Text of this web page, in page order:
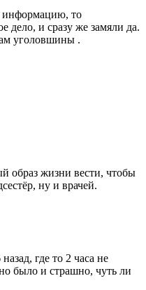
информацию, то
дело, и сразу же замяли да.
уголовшины .
образ жизни вести, чтобы
ну и врачей.
где то 2 часа не
было и страшно, чуть ли